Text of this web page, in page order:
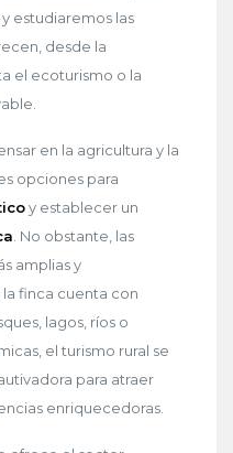
y estudiaremos las
desde la
el ecoturismo o la
en la agricultura y la
opciones para
y establecer un
. No obstante, las
amplias y
finca cuenta con
lagos, ríos o
el turismo rural se
para atraer
enriquecedoras.